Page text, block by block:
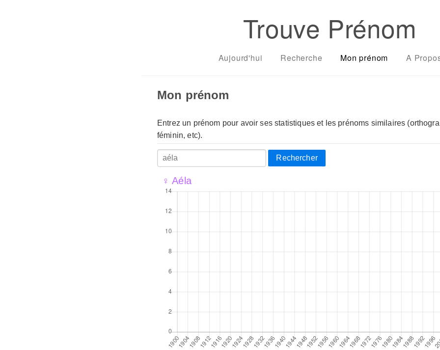
Trouve Prénom
Aujourd'hui Recherche Mon prénom A
Mon prénom
Entrez un prénom pour avoir ses statistiques et les prénoms similaires
féminin, etc).
Rechercher
♀ Aéla